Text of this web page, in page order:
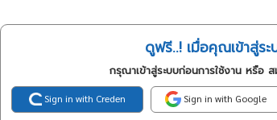
ดูฟรี..! เมื่อคุณเข้าสู่ระ
กรุณาเข้าสู่ระบบก่อนการใช้งาน หรือ
Sign in with Creden Sign in with Google